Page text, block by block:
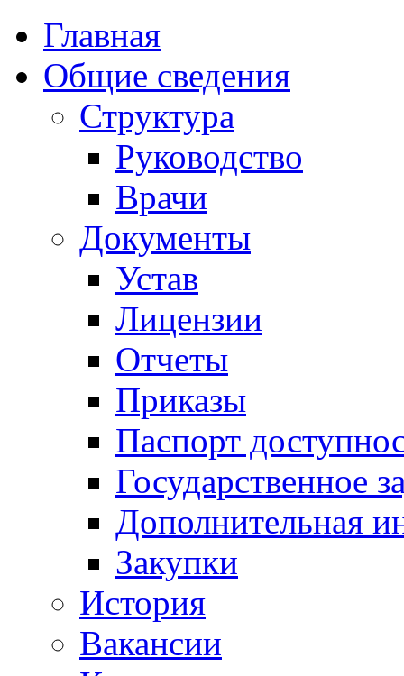
Главная
Общие сведения
Структура
Руководство
Врачи
Документы
Устав
Лицензии
Отчеты
Приказы
Паспорт
Государственное
Дополнительная
Закупки
История
Вакансии